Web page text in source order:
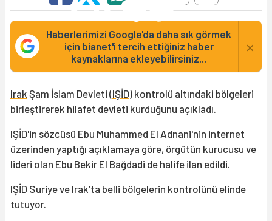
Haberlerimizi Google'da daha sık görmek
için bianet'i tercih ettiğiniz haber
kaynaklarına ekleyebilirsiniz...
×
Irak Şam İslam Devleti (IŞİD) kontrolü altındaki bölgeleri
birleştirerek hilafet devleti kurduğunu açıkladı.
IŞİD'in sözcüsü Ebu Muhammed El Adnani'nin internet
üzerinden yaptığı açıklamaya göre, örgütün kurucusu ve
lideri olan Ebu Bekir El Bağdadi de halife ilan edildi.
IŞİD Suriye ve Irak’ta belli bölgelerin kontrolünü elinde
tutuyor.